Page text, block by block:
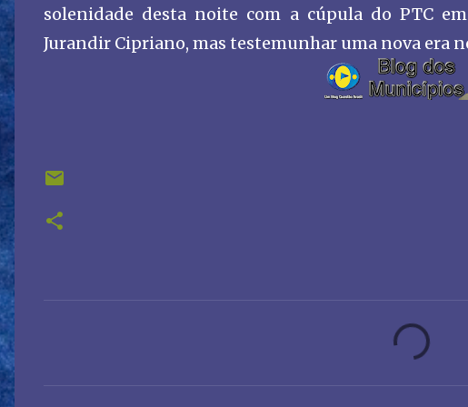
solenidade desta noite com a cúpula do PTC
Jurandir Cipriano, mas testemunhar uma nova era